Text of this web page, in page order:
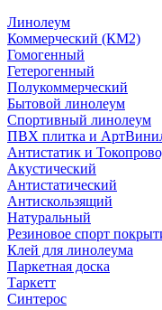
Линолеум
Коммерческий (КМ2)
Гомогенный
Гетерогенный
Полукоммерческий
Бытовой линолеум
Спортивный линолеум
ПВХ плитка и
Антистатик и
Акустический
Антистатический
Антискользящий
Натуральный
Резиновое спорт
Клей для линолеума
Паркетная доска
Таркетт
Синтерос